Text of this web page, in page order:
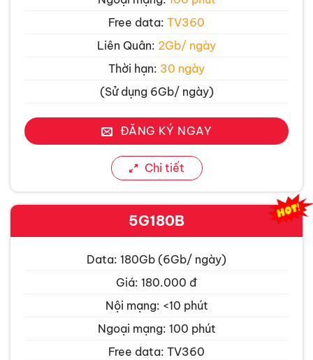
Free data: TV360
Liên Quân: 2Gb/ ngày
Thời hạn: 30 ngày
(Sử dụng 6Gb/ ngày)
ĐĂNG KÝ NGAY
Chi tiết
5G180B
Data: 180Gb (6Gb/ ngày)
Giá: 180.000 đ
Nội mạng: <10 phút
Ngoại mạng: 100 phút
Free data: TV360